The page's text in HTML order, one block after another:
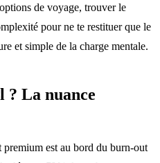
de voyage, trouver le
pour ne te restituer que le
et simple de la charge mentale.
? La nuance
est au bord du burn-out